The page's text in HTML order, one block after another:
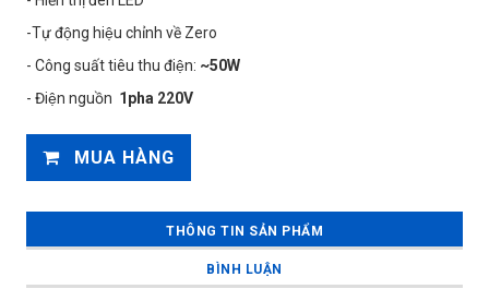
-Tự động hiệu chỉnh về Zero
- Công suất tiêu thu điện: ~50W
- Điện nguồn 1pha 220V
MUA HÀNG
THÔNG TIN SẢN PHẨM
BÌNH LUẬN